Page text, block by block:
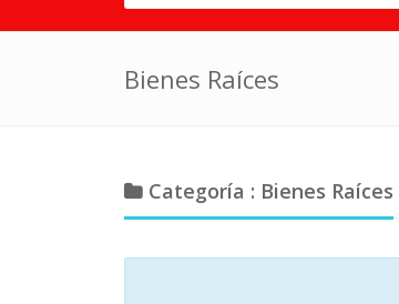
Bienes Raíces
Categoría : Bienes Raíces